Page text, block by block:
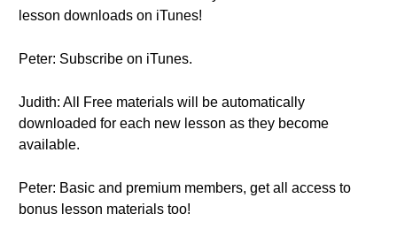
lesson downloads on iTunes!
Peter: Subscribe on iTunes.
Judith: All Free materials will be automatically
downloaded for each new lesson as they become
available.
Peter: Basic and premium members, get all access to
bonus lesson materials too!